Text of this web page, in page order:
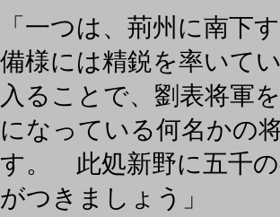
「一つは、荊州に南
備様には精鋭を率いて
入ることで、劉表将軍
になっている何名かの
す。 此処新野に五千
がつきましょう」